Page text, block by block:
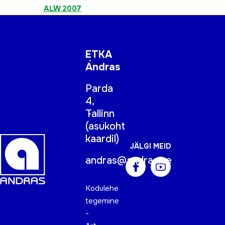
ALW 2007
ETKA
Andras
Parda
4,
Tallinn
(asukoht
kaardil)
andras@andras.ee
Kodulehe
tegemine
-
JÄLGI MEID